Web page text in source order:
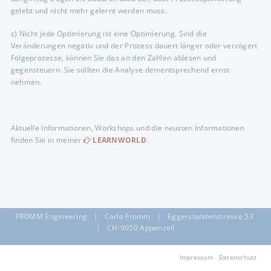
gelebt und nicht mehr gelernt werden muss.
c) Nicht jede Optimierung ist eine Optimierung. Sind die
Veränderungen negativ und der Prozess dauert länger oder verzögert
Folgeprozesse, können Sie das an den Zahlen ablesen und
gegensteuern. Sie sollten die Analyse dementsprechend ernst
nehmen.
Aktuelle Informationen, Workshops und die neusten Informationen
finden Sie in meiner
LEARNWORLD.
FROMM Engineering | Carlo Fromm | Eggerstandenstrasse 53
| CH-9050 Appenzell
Datenschutz
Impressum